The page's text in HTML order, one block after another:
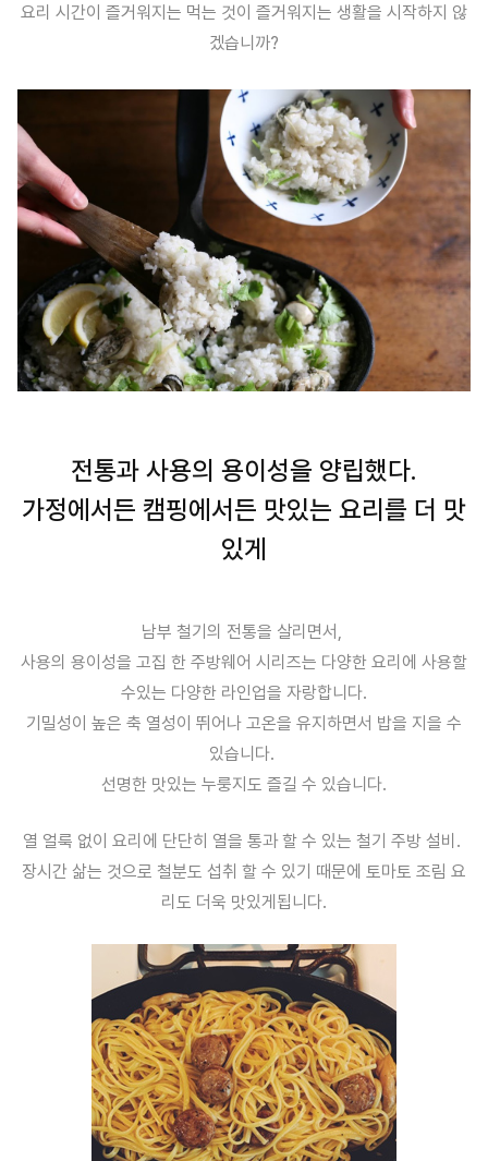
요리 시간이 즐거워지는 먹는 것이 즐거워지는 생활을 시작하지 않
겠습니까?
전통과 사용의 용이성을 양립했다.
가정에서든 캠핑에서든 맛있는 요리를 더 맛
있게
남부 철기의 전통을 살리면서,
사용의 용이성을 고집 한 주방웨어 시리즈는 다양한 요리에 사용할
수있는 다양한 라인업을 자랑합니다.
기밀성이 높은 축 열성이 뛰어나 고온을 유지하면서 밥을 지을 수
있습니다.
선명한 맛있는 누룽지도 즐길 수 있습니다.
열 얼룩 없이 요리에 단단히 열을 통과 할 수 있는 철기 주방 설비.
장시간 삶는 것으로 철분도 섭취 할 수 있기 때문에 토마토 조림 요
리도 더욱 맛있게됩니다.